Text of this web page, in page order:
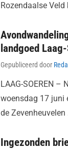
Rozendaalse
landgoed
Gepubliceerd door
LAAG-SOEREN –
woensdag 17 juni
de Zevenheuvelen
Ingezonden